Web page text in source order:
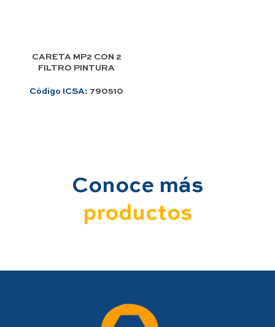
CARETA MP2 CON 2
FILTRO PINTURA
Código ICSA: 790510
Conoce más
productos